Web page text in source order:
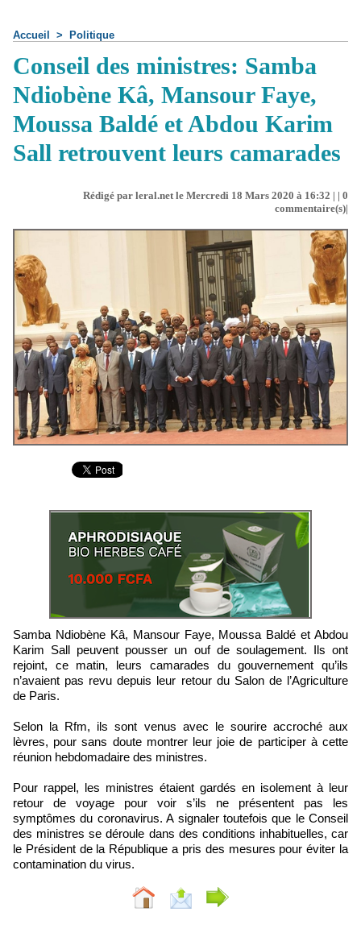
Accueil > Politique
Conseil des ministres: Samba
Ndiobène Kâ, Mansour Faye,
Moussa Baldé et Abdou Karim
Sall retrouvent leurs camarades
Rédigé par leral.net le Mercredi 18 Mars 2020 à 16:32 | | 0
commentaire(s)|
Samba Ndiobène Kâ, Mansour Faye, Moussa Baldé et Abdou
Karim Sall peuvent pousser un ouf de soulagement. Ils ont
rejoint, ce matin, leurs camarades du gouvernement qu’ils
n’avaient pas revu depuis leur retour du Salon de l’Agriculture
de Paris.
Selon la Rfm, ils sont venus avec le sourire accroché aux
lèvres, pour sans doute montrer leur joie de participer à cette
réunion hebdomadaire des ministres.
Pour rappel, les ministres étaient gardés en isolement à leur
retour de voyage pour voir s’ils ne présentent pas les
symptômes du coronavirus. A signaler toutefois que le Conseil
des ministres se déroule dans des conditions inhabituelles, car
le Président de la République a pris des mesures pour éviter la
contamination du virus.